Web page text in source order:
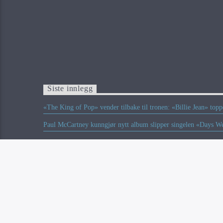
Siste innlegg
«The King of Pop» vender tilbake til tronen: «Billie Jean»
Paul McCartney kunngjør nytt album slipper singelen «Days